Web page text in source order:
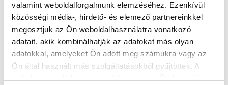
valamint weboldalforgalmunk elemzéséhez. Ezenkívül
közösségi média-, hirdető- és elemező partnereinkkel
megosztjuk az Ön weboldalhasználatra vonatkozó
adatait, akik kombinálhatják az adatokat más olyan
adatokkal, amelyeket Ön adott meg számukra vagy az
Ön által használt más szolgáltatásokból gyűjtöttek. A
KÖZLEMÉNY
2026-07-05 19:39:00
Az MTK klubvezetése döntése értelmében Marin Jurina
nem lesz tagja a 2026/2027-es idény NB I-es
játékoskeretének.